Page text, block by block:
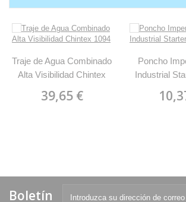
Traje de Agua Combinado
Alta Visibilidad Chintex
1094
39,65 €
Poncho
Industrial
Boletín